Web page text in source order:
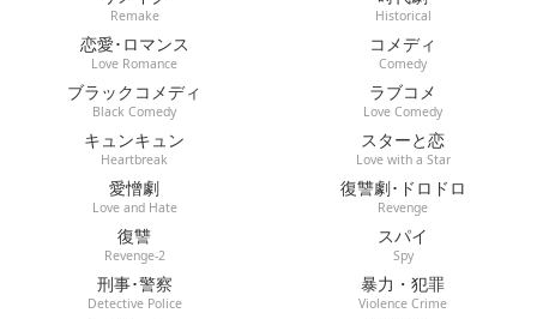
Remake Historical
恋愛･ロマンス
Love Romance
コメディ
Comedy
ブラックコメディ
Black Comedy
ラブコメ
Love Comedy
キュンキュン
Heartbreak
スターと恋
Love with a Star
愛憎劇
Love and Hate
復讐劇･ドロドロ
Revenge
復讐
Revenge-2
スパイ
Spy
刑事･警察
Detective Police
暴力・犯罪
Violence Crime